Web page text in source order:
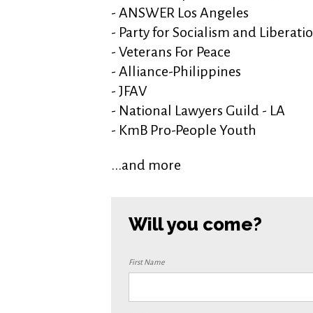
- ANSWER Los Angeles
- Party for Socialism and
- Veterans For Peace
- Alliance-Philippines
- JFAV
- National Lawyers Guild - LA
- KmB Pro-People Youth
...and more
Will you come?
First Name